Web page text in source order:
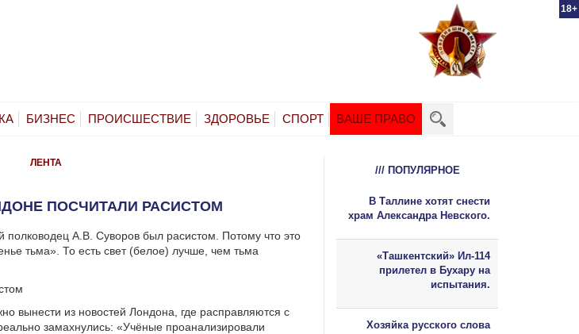
18+
БИЗНЕС ПРОИСШЕСТВИЕ ЗДОРОВЬЕ СПОРТ ВАШЕ ПРАВО
ЛЕНТА
ПОСЧИТАЛИ РАСИСТОМ
полководец А.В. Суворов был расистом. Потому что это
тьма». То есть свет (белое) лучше, чем тьма
вынести из новостей Лондона, где расправляются с
замахнулись: «Учёные проанализировали
/// ПОПУЛЯРНОЕ
В Таллине хотят снести
храм Александра Невского.
«Ташкентский» Ил-114
прилетел в Бухару на
испытания.
Хозяйка русского слова